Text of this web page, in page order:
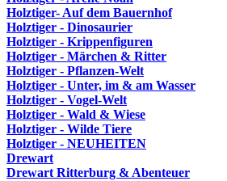
Holztiger- Auf dem Bauernhof
Holztiger - Dinosaurier
Holztiger - Krippenfiguren
Holztiger - Märchen & Ritter
Holztiger - Pflanzen-Welt
Holztiger - Unter, im & am Wasser
Holztiger - Vogel-Welt
Holztiger - Wald & Wiese
Holztiger - Wilde Tiere
Holztiger - NEUHEITEN
Drewart
Drewart Ritterburg & Abenteuer